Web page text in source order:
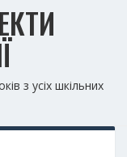
з усіх шкільних